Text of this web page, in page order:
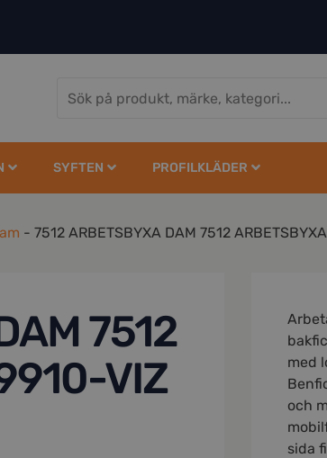
SYFTEN PROFILKLÄDER
- 7512 ARBETSBYXA DAM 7512
7512
VIZ
med
och
sida